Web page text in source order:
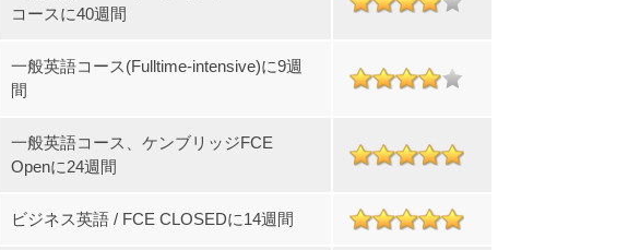
コースに40週間
一般英語コース(Fulltime-intensive)に9週
間
一般英語コース、ケンブリッジFCE
Openに24週間
ビジネス英語 / FCE CLOSEDに14週間